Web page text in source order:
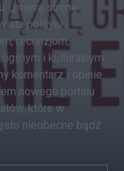
„prawą stronę
polityki i
recenzjom,
i kulturalnym.
komentarz i opinie
nowego portalu
które w
nieobecne bądź